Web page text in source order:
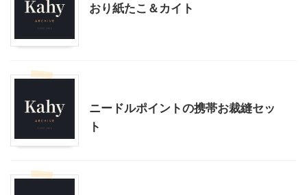
おり紙たこ＆カイト
ニードルポイントの携帯お裁縫セッ
ト